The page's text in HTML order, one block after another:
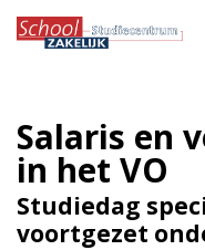
Salaris en
in het VO
Studiedag
voortgezet